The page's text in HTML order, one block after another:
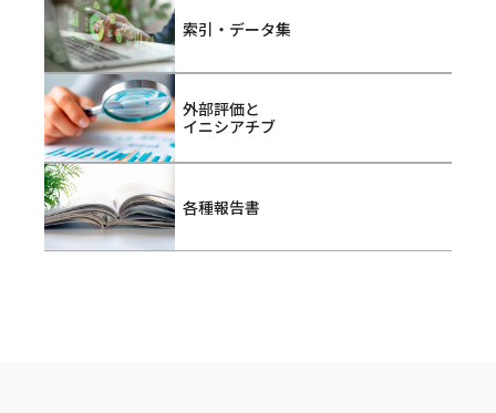
索引・データ集
外部評価と
イニシアチブ
各種報告書